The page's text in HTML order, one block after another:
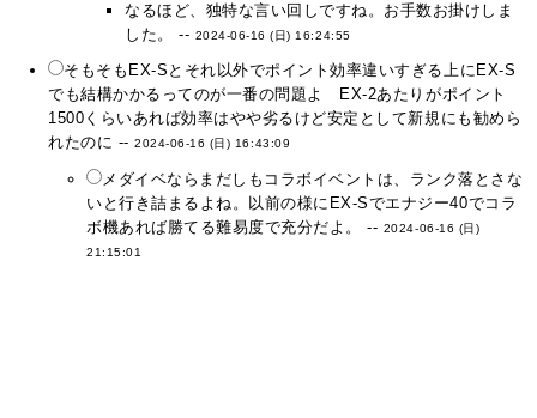
なるほど、独特な言い回しですね。お手数お掛けしま
した。 -- 2024-06-16 (日) 16:24:55
そもそもEX-Sとそれ以外でポイント効率違いすぎる上にEX-S
でも結構かかるってのが一番の問題よ EX-2あたりがポイント
1500くらいあれば効率はやや劣るけど安定として新規にも勧めら
れたのに --2024-06-16 (日) 16:43:09
メダイベならまだしもコラボイベントは、ランク落とさな
いと行き詰まるよね。以前の様にEX-Sでエナジー40でコラ
ボ機あれば勝てる難易度で充分だよ。 -- 2024-06-16 (日)
21:15:01